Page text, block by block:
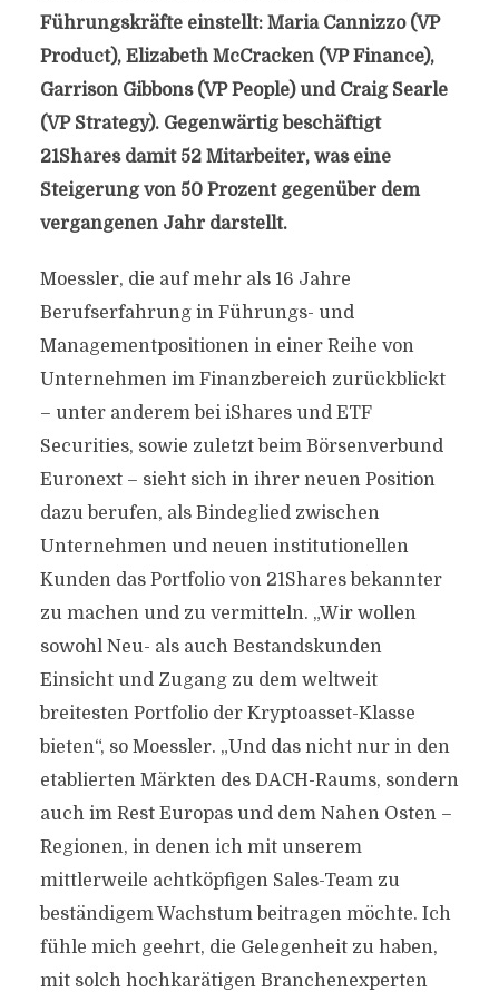
Führungskräfte einstellt: Maria Cannizzo (VP
Product), Elizabeth McCracken (VP Finance),
Garrison Gibbons (VP People) und Craig Searle
(VP Strategy). Gegenwärtig beschäftigt
21Shares damit 52 Mitarbeiter, was eine
Steigerung von 50 Prozent gegenüber dem
vergangenen Jahr darstellt.
Moessler, die auf mehr als 16 Jahre
Berufserfahrung in Führungs- und
Managementpositionen in einer Reihe von
Unternehmen im Finanzbereich zurückblickt
– unter anderem bei iShares und ETF
Securities, sowie zuletzt beim Börsenverbund
Euronext – sieht sich in ihrer neuen Position
dazu berufen, als Bindeglied zwischen
Unternehmen und neuen institutionellen
Kunden das Portfolio von 21Shares bekannter
zu machen und zu vermitteln. „Wir wollen
sowohl Neu- als auch Bestandskunden
Einsicht und Zugang zu dem weltweit
breitesten Portfolio der Kryptoasset-Klasse
bieten“, so Moessler. „Und das nicht nur in den
etablierten Märkten des DACH-Raums, sondern
auch im Rest Europas und dem Nahen Osten –
Regionen, in denen ich mit unserem
mittlerweile achtköpfigen Sales-Team zu
beständigem Wachstum beitragen möchte. Ich
fühle mich geehrt, die Gelegenheit zu haben,
mit solch hochkarätigen Branchenexperten